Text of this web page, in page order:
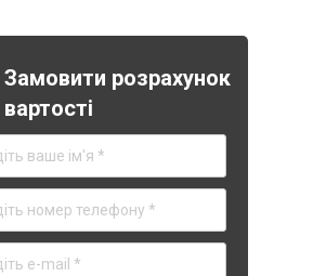
Замовити розрахунок
вартості